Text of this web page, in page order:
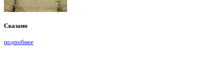
Сказано
подробнее